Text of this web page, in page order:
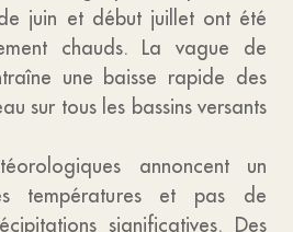
juin et début juillet ont été
chauds. La vague de
une baisse rapide des
sur tous les bassins versants
annoncent un
températures et pas de
significatives. Des